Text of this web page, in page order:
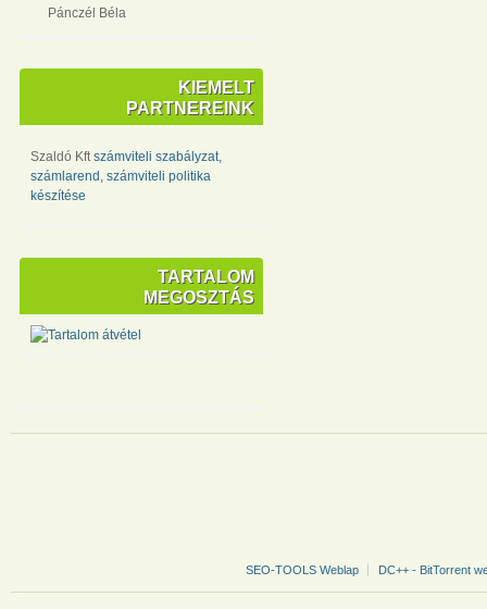
Pánczél Béla
KIEMELT
PARTNEREINK
Szaldó Kftszámviteli szabályzat,
számlarend, számviteli politika
készítése
TARTALOM
MEGOSZTÁS
SEO-TOOLS Weblap DC++ - BitTorrent